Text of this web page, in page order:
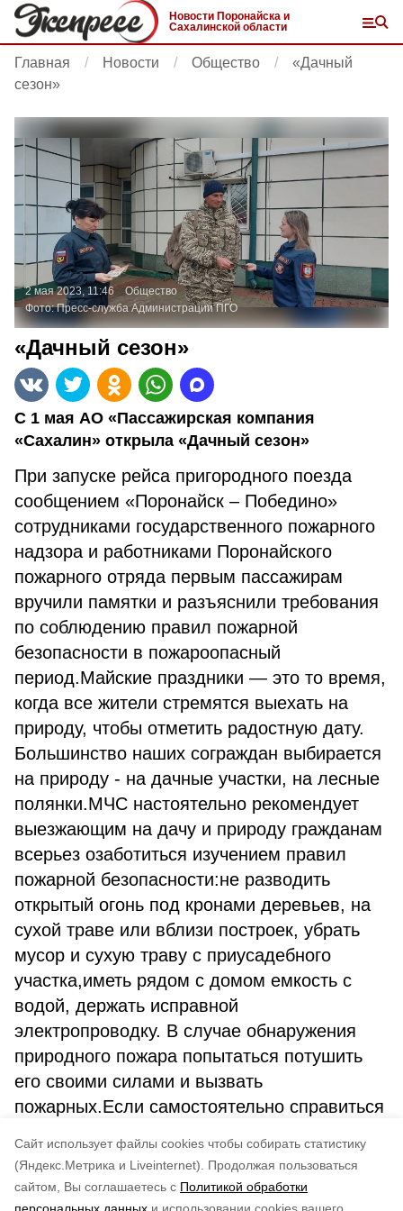
Cайт использует файлы cookies чтобы собирать статистику
(Яндекс.Метрика и Liveinternet).
Продолжая пользоваться
сайтом, Вы соглашаетесь с Политикой обработки
Новости Поронайска и
Сахалинской области
Главная Новости Общество
«Дачный
сезон»
2 мая 2023, 11:46
Общество
Фото:Пресс-служба Администрации ПГО
«Дачный сезон»
С 1 мая АО «Пассажирская компания
«Сахалин» открыла «Дачный сезон»
При запуске рейса пригородного поезда
сообщением «Поронайск – Победино»
сотрудниками государственного пожарного
надзора и работниками Поронайского
пожарного отряда первым пассажирам
вручили памятки и разъяснили требования
по соблюдению правил пожарной
безопасности в пожароопасный
период.Майские праздники — это то время,
когда все жители стремятся выехать на
природу, чтобы отметить радостную дату.
Большинство наших сограждан выбирается
на природу - на дачные участки, на лесные
полянки.МЧС настоятельно рекомендует
выезжающим на дачу и природу гражданам
всерьез озаботиться изучением правил
пожарной безопасности:не разводить
открытый огонь под кронами деревьев, на
сухой траве или вблизи построек, убрать
мусор и сухую траву с приусадебного
участка,иметь рядом с домом емкость с
водой, держать исправной
электропроводку. В случае обнаружения
природного пожара попытаться потушить
его своими силами и вызвать
пожарных.Если самостоятельно справиться
опасную зону.